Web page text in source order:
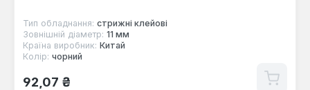
Тип обладнання: стрижні клейові
Зовнішній діаметр: 11 мм
Країна виробник: Китай
Колір: чорний
Звичайна ціна:
92,07 ₴